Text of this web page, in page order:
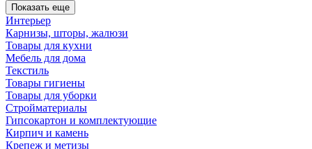
Показать еще
Интерьер
Карнизы, шторы, жалюзи
Товары для кухни
Мебель для дома
Текстиль
Товары гигиены
Товары для уборки
Стройматериалы
Гипсокартон и комплектующие
Кирпич и камень
Крепеж и метизы